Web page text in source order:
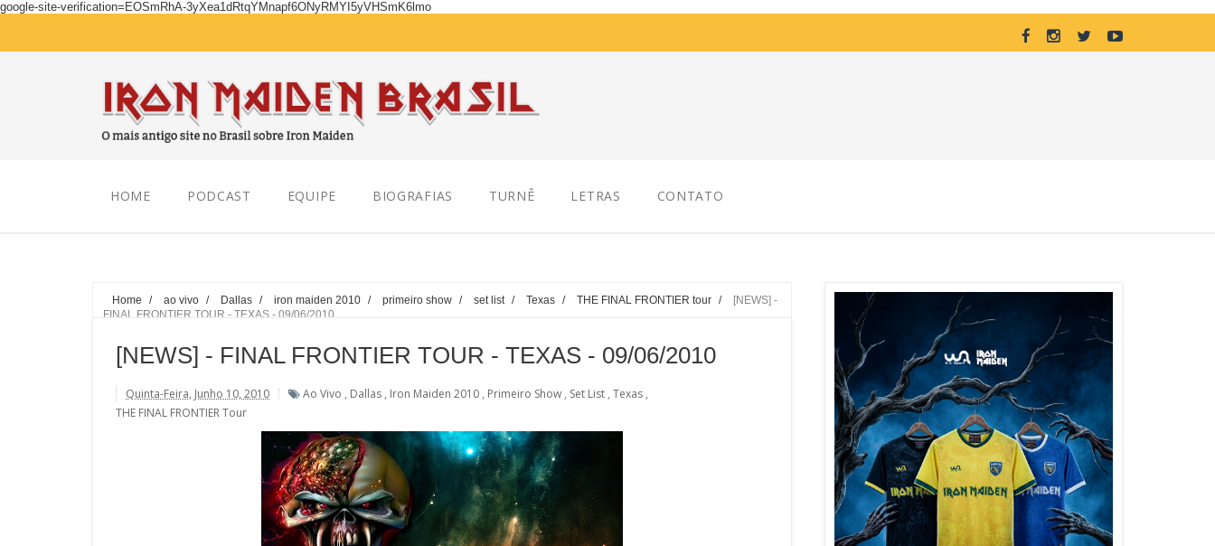
google-site-verification=EOSmRhA-3yXea1dRtqYMnapf6ONyRMYI5yVHSmK6lmo
HOME PODCAST EQUIPE BIOGRAFIAS TURNÊ LETRAS CONTATO
Home / ao vivo / Dallas / iron maiden 2010 / primeiro show / set list / Texas / THE FINAL FRONTIER tour /
[NEWS] -
FINAL FRONTIER TOUR - TEXAS - 09/06/2010
[NEWS] - FINAL FRONTIER TOUR - TEXAS - 09/06/2010
Quinta-Feira, Junho 10, 2010 Ao Vivo , Dallas , Iron Maiden 2010 , Primeiro Show , Set List , Texas ,
THE FINAL FRONTIER Tour